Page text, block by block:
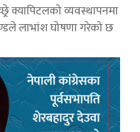
क्यापिटलको व्यवस्थापनमा
लाभांश घोषणा गरेको छ